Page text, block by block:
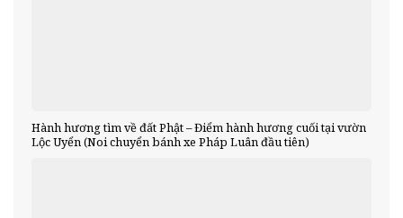
Hành hương tìm về đất Phật – Điểm hành hương cuối tại vườn
Lộc Uyển (Noi chuyển bánh xe Pháp Luân đầu tiên)